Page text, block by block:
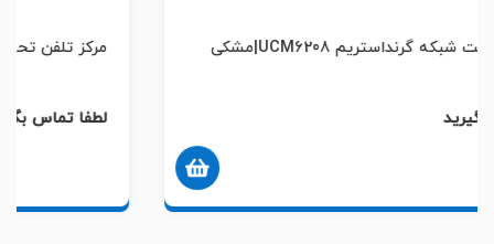
مرکز تلفن تحت شبکه گرند استریم مدل UCM6510|مشکی